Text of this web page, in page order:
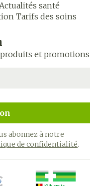
santé
Tarifs des soins
et promotions
abonnez à notre
de confidentialité.